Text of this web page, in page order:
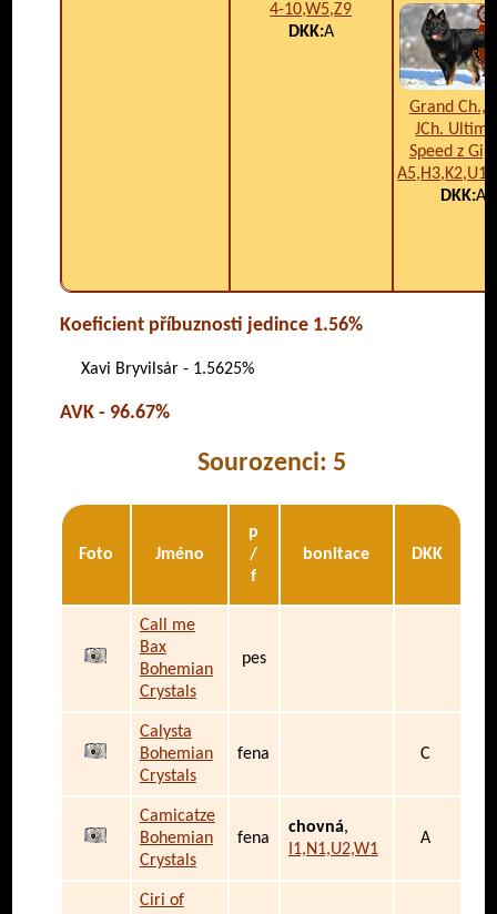
4-10,W5,Z9
DKK:A
Grand Ch.,
JCh.
Speed z
DKK:A
Koeficient příbuznosti jedince 1.56%
Xavi Bryvilsár - 1.5625%
AVK - 96.67%
Sourozenci: 5
Foto Jméno
p
/
f
bonitace DKK
Call me
Bax
Bohemian
Crystals
pes
Calysta
Bohemian
Crystals
fena C
Camicatze
Bohemian
Crystals
fena
chovná,
I1,N1,U2,W1
A
Ciri of